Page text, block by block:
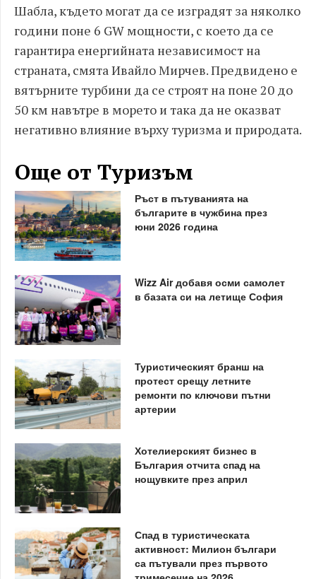
Шабла, където могат да се изградят за няколко
години поне 6 GW мощности, с което да се
гарантира енергийната независимост на
страната, смята Ивайло Мирчев. Предвидено е
вятърните турбини да се строят на поне 20 до
50 км навътре в морето и така да не оказват
негативно влияние върху туризма и природата.
Още от Туризъм
Ръст в пътуванията на
българите в чужбина през
юни 2026 година
Wizz Air добавя осми самолет
в базата си на летище София
Туристическият бранш на
протест срещу летните
ремонти по ключови пътни
артерии
Хотелиерският бизнес в
България отчита спад на
нощувките през април
Спад в туристическата
активност: Милион българи
са пътували през първото